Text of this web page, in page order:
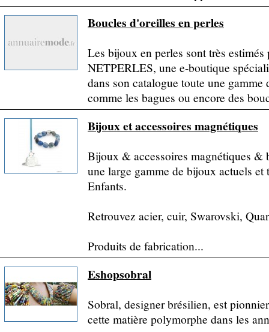
Boucles d'oreilles en perles
Les bijoux en perles sont très
NETPERLES, une e-boutique
dans son catalogue toute une
comme les bagues ou encore des
Bijoux et accessoires magnétiques
Bijoux & accessoires magnétiques
une large gamme de bijoux actuels
Enfants.
Retrouvez acier, cuir, Swarovski,
Produits de fabrication...
Eshopsobral
Sobral, designer brésilien, est
cette matière polymorphe dans les